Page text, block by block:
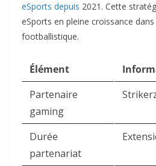
eSports depuis 2021. Cette
eSports en pleine croissance
footballistique.​
Élément
Partenaire
gaming
Durée
partenariat